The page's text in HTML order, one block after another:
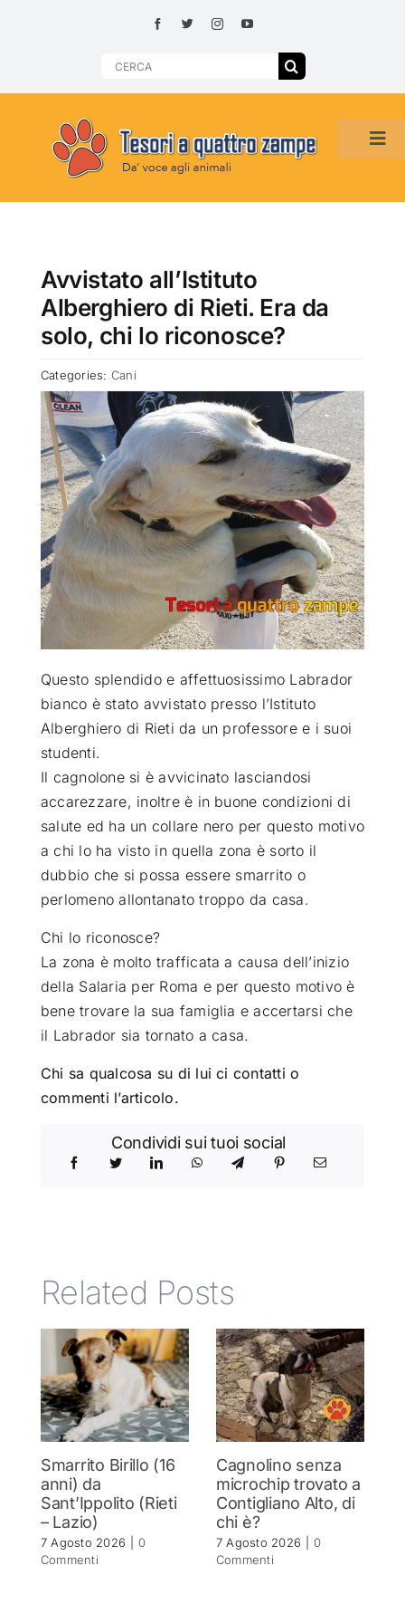
Search
HOME
SMARRITI O DA ADOTTARE
ADOTTATI O RITROVATI
ATTUALITÀ
VIDEO
CHI SIAMO
RUBRICHE
SEMPRE CON ME
Avvistato all’Istituto
Alberghiero di Rieti. Era da
solo, chi lo riconosce?
Categories: Cani
Questo splendido e affettuosissimo Labrador
bianco è stato avvistato presso l’Istituto
Alberghiero di Rieti da un professore e i suoi
studenti.
Il cagnolone si è avvicinato lasciandosi
accarezzare, inoltre è in buone condizioni di
salute ed ha un collare nero per questo motivo
a chi lo ha visto in quella zona è sorto il
dubbio che si possa essere smarrito o
perlomeno allontanato troppo da casa.
Chi lo riconosce?
La zona è molto trafficata a causa dell’inizio
della Salaria per Roma e per questo motivo è
bene trovare la sua famiglia e accertarsi che
il Labrador sia tornato a casa.
Chi sa qualcosa su di lui ci contatti o
commenti l’articolo.
Condividi sui tuoi social
Related Posts
Smarrito Birillo (16
anni) da
Sant’Ippolito (Rieti
– Lazio)
7 Agosto 2026
0
Commenti
Cagnolino senza
microchip trovato a
Contigliano Alto, di
chi è?
7 Agosto 2026
0
Commenti